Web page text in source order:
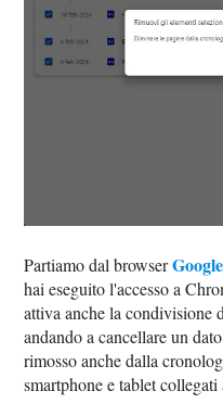
Partiamo dal browser
hai eseguito l'accesso a
attiva anche la condivisione
andando a cancellare un
rimosso anche dalla
smartphone e tablet